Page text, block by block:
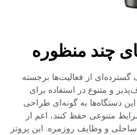
چند منظوره
گسترده‌ای از فعالیت‌ها برجسته
و متنوع در استفاده برای
دستگاه‌ها به گونه‌ای طراحی
متنوعی حفظ کنند، اعم از
و وظایف روزمره. این پروتز